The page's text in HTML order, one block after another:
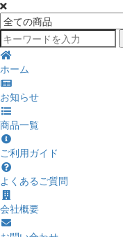
ホーム
お知らせ
商品一覧
ご利用ガイド
よくあるご質問
会社概要